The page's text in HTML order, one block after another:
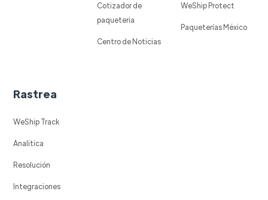
Cotizador de
paqueteria
Centro de Noticias
WeShip Protect
Paqueterías México
Rastrea
WeShip Track
Analitica
Resolución
Integraciones